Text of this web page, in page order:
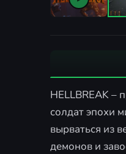
HELLBREAK –
солдат эпохи
вырваться из
демонов и